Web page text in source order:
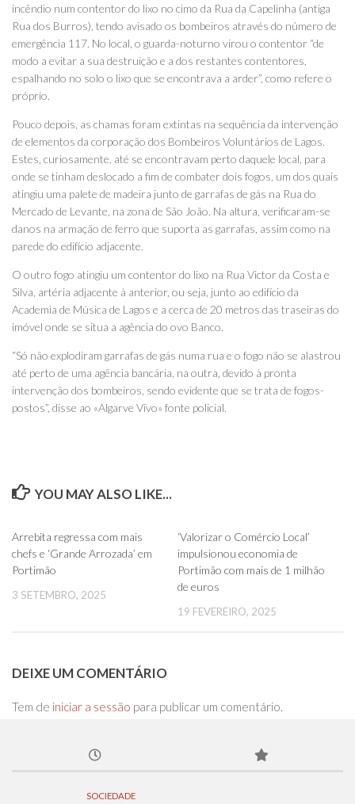
incêndio num contentor do lixo no cimo da Rua da Capelinha (antiga
Rua dos Burros), tendo avisado os bombeiros através do número de
emergência 117. No local, o guarda-noturno virou o contentor “de
modo a evitar a sua destruição e a dos restantes contentores,
espalhando no solo o lixo que se encontrava a arder”, como refere o
próprio.
Pouco depois, as chamas foram extintas na sequência da intervenção
de elementos da corporação dos Bombeiros Voluntários de Lagos.
Estes, curiosamente, até se encontravam perto daquele local, para
onde se tinham deslocado a fim de combater dois fogos, um dos quais
atingiu uma palete de madeira junto de garrafas de gás na Rua do
Mercado de Levante, na zona de São João. Na altura, verificaram-se
danos na armação de ferro que suporta as garrafas, assim como na
parede do edifício adjacente.
O outro fogo atingiu um contentor do lixo na Rua Victor da Costa e
Silva, artéria adjacente à anterior, ou seja, junto ao edifício da
Academia de Música de Lagos e a cerca de 20 metros das traseiras do
imóvel onde se situa a agência do ovo Banco.
“Só não explodiram garrafas de gás numa rua e o fogo não se alastrou
até perto de uma agência bancária, na outra, devido à pronta
intervenção dos bombeiros, sendo evidente que se trata de fogos-
postos”, disse ao «Algarve Vivo» fonte policial.
YOU MAY ALSO LIKE...
Arrebita regressa com mais
chefs e ‘Grande Arrozada’ em
Portimão
3 SETEMBRO, 2025
‘Valorizar o Comércio Local’
impulsionou economia de
Portimão com mais de 1 milhão
de euros
19 FEVEREIRO, 2025
DEIXE UM COMENTÁRIO
Tem de iniciar a sessão para publicar um comentário.
SOCIEDADE